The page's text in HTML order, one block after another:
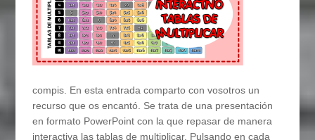
compis. En esta entrada comparto con vosotros un
recurso que os encantó. Se trata de una presentación
en formato PowerPoint con la que repasar de manera
interactiva las tablas de multiplicar. Pulsando en cada